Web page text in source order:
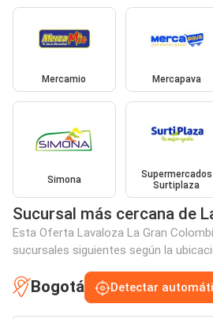
Mercamio Mercapava
Simona
Supermercados
Surtiplaza
Sucursal más cercana de
Esta Oferta Lavaloza La Gran
sucursales siguientes según la
Bogotá Detectar